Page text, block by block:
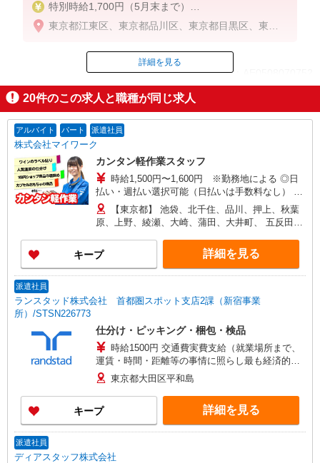
特別時給1,700円（5月末まで）
［1］時給1,550円〜1,938円（通常時給）
☆月収例264,286円（時給1,550円×7.75h×22日）
［2］［3］時給1,600円〜2,000円（通常時給）
☆日給例12,400円（時給1,600円×7.75h）
☆月収例272,800円（時給1,600円×7.75h×22日）
※経験・能力による
東京都江東区、東京都品川区、東京都目黒区、東京
ID：AE0508070752
掲載期間終了
詳細を見る
20件のこの求人と職種が同じ求人
アルバイト パート 派遣社員
株式会社マイワーク
カンタン軽作業スタッフ
時給1,500円〜1,600円 ※勤務地による ◎日
払い・週払い選択可能（日払いは手数料なし） ◎
残業手当、リーダー手当、深夜手当あり！
【東京都】 池袋、北千住、品川、押上、秋葉
原、上野、綾瀬、大崎、蒲田、大井町、 五反田、
大森、他 他にも一都三県各地にあり。ご希望をお
聞かせください。 ☆送迎バス有／バイク・自転車
通勤OKなどの勤務地もアリ
キープ 詳細を見る
派遣社員
ランスタッド株式会社 首都圏スポット支店2課（新宿事業
所）/STSN226773
仕分け・ピッキング・梱包・検品
時給1500円 交通費実費支給（就業場所まで、
運賃・時間・距離等の事情に照らし最も経済的か
つ合理的と認められる経路及び方法で申請をお願
いします。） ※交通費実費支給／当社規定あり。
東京都大田区平和島
キープ 詳細を見る
派遣社員
ディアスタッフ株式会社